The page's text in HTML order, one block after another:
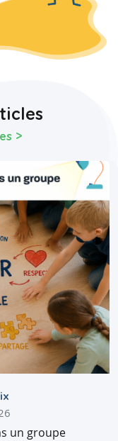
>
un groupe